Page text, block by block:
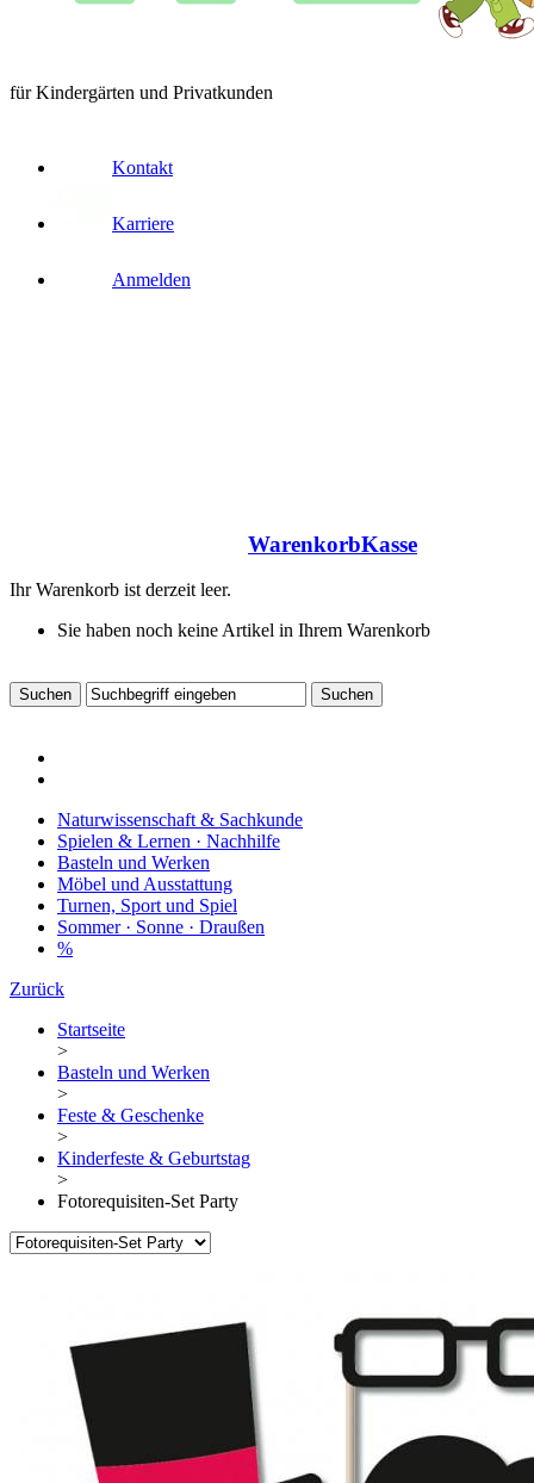
für Kindergärten und Privatkunden
Kontakt
Karriere
Anmelden
WarenkorbKasse
Ihr Warenkorb ist derzeit leer.
Sie haben noch keine Artikel in Ihrem Warenkorb
Naturwissenschaft & Sachkunde
Spielen & Lernen · Nachhilfe
Basteln und Werken
Möbel und Ausstattung
Turnen, Sport und Spiel
Sommer · Sonne · Draußen
%
Zurück
Startseite
>
Basteln und Werken
>
Feste & Geschenke
>
Kinderfeste & Geburtstag
>
Fotorequisiten-Set Party